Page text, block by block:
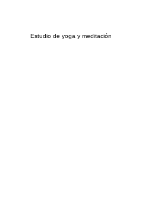
Estudio de yoga y meditación